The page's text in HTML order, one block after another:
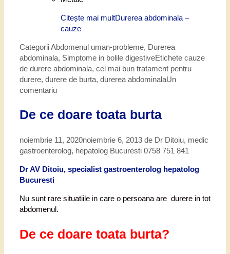
Citește mai multDurerea abdominala –
cauze
CategoriiAbdomenul uman-probleme, Durerea
abdominala, Simptome in bolile digestiveEtichete cauze
de durere abdominala, cel mai bun tratament pentru
durere, durere de burta, durerea abdominalaUn
comentariu
De ce doare toata burta
noiembrie 11, 2020noiembrie 6, 2013 de Dr Ditoiu, medic
gastroenterolog, hepatolog Bucuresti 0758 751 841
Dr AV Ditoiu, specialist gastroenterolog hepatolog
Bucuresti
Nu sunt rare situatiile in care o persoana are durere in tot
abdomenul.
De ce doare toata burta?